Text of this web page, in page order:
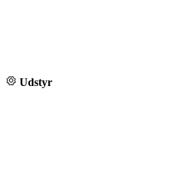
Udstyr